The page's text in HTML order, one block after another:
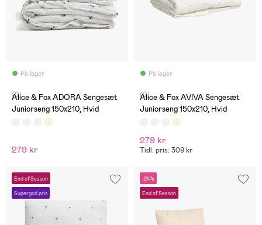
På lager
(0)
Alice & Fox ADORA Sengesæt
Juniorseng 150x210, Hvid
279 kr
På lager
(0)
Alice & Fox AVIVA Sengesæt
Juniorseng 150x210, Hvid
279 kr
Tidl. pris: 309 kr
End of Season
Supergod pris
-24%
End of Season